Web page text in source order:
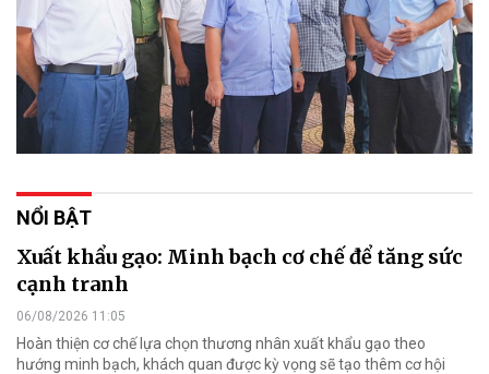
NỔI BẬT
Xuất khẩu gạo: Minh bạch cơ chế để tăng sức
cạnh tranh
06/08/2026 11:05
Hoàn thiện cơ chế lựa chọn thương nhân xuất khẩu gạo theo
hướng minh bạch, khách quan được kỳ vọng sẽ tạo thêm cơ hội